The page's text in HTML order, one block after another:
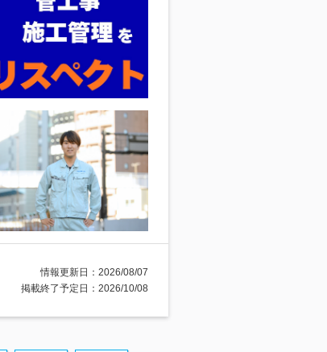
情報更新日：2026/08/07
掲載終了予定日：2026/10/08